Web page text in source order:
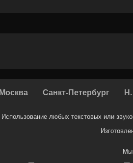
Москва Санкт-Петербург
Использование любых текстовых или
Мы